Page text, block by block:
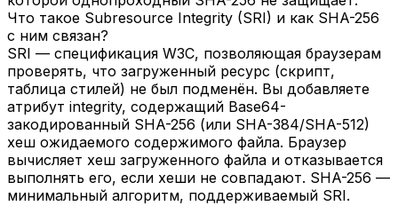
Что такое Subresource Integrity (SRI) и как SHA-256
с ним связан?
SRI — спецификация W3C, позволяющая браузерам
проверять, что загруженный ресурс (скрипт,
таблица стилей) не был подменён. Вы добавляете
атрибут integrity, содержащий Base64-
закодированный SHA-256 (или SHA-384/SHA-512)
хеш ожидаемого содержимого файла. Браузер
вычисляет хеш загруженного файла и отказывается
выполнять его, если хеши не совпадают. SHA-256 —
минимальный алгоритм, поддерживаемый SRI.